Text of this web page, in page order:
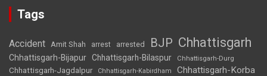
Tags
Accident Amit Shah arrest arrested BJP Chhattisgarh
Chhattisgarh-Bijapur Chhattisgarh-Bilaspur Chhattisgarh-Durg
Chhattisgarh-Jagdalpur Chhattisgarh-Kabirdham Chhattisgarh-Korba